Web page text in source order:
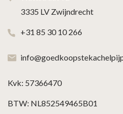
3335 LV Zwijndrecht
+31 85 30 10 266
Kvk: 57366470
BTW: NL852549465B01